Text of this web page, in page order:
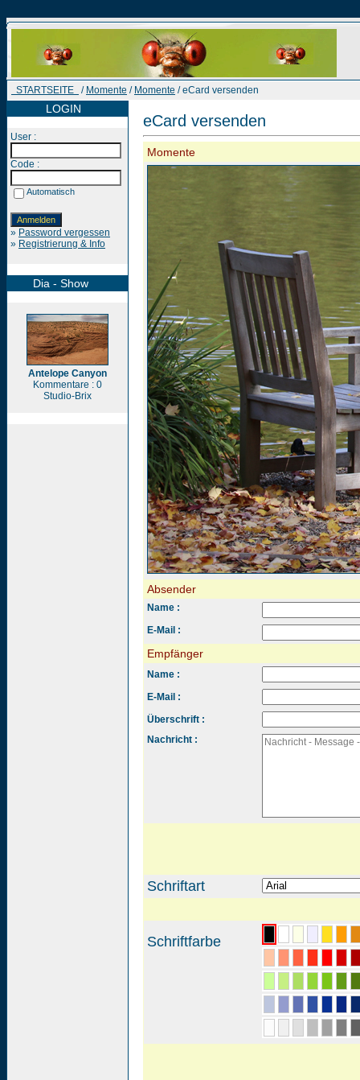
STARTSEITE / Momente / Momente / eCard versenden
LOGIN
User :
Code :
Automatisch
» Password vergessen
» Registrierung & Info
Dia - Show
Antelope Canyon
Kommentare : 0
Studio-Brix
eCard versenden
Momente
Absender
Name :
E-Mail :
Empfänger
Name :
E-Mail :
Überschrift :
Nachricht :
Schriftart
Schriftfarbe